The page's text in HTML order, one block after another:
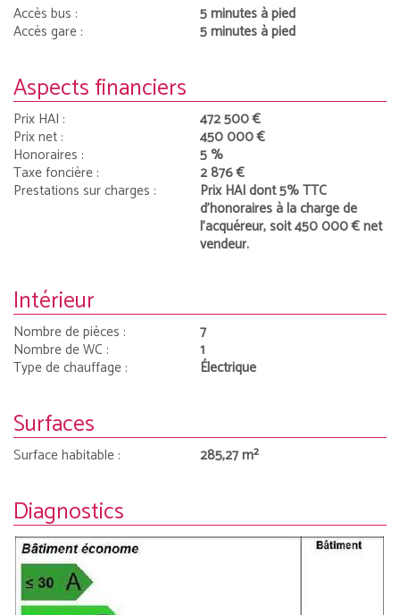
Accès bus :
5 minutes à pied
Accès gare :
5 minutes à pied
Aspects financiers
Prix HAI :
472 500 €
Prix net :
450 000 €
Honoraires :
5 %
Taxe foncière :
2 876 €
Prestations sur charges :
Prix HAI dont 5% TTC
d'honoraires à la charge de
l'acquéreur, soit 450 000 € net
vendeur.
Intérieur
Nombre de pièces :
7
Nombre de WC :
1
Type de chauffage :
Électrique
Surfaces
Surface habitable : 285,27 m²
Diagnostics